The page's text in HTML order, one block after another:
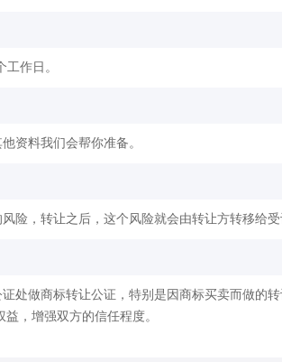
作日。
资料我们会帮你准备。
险，转让之后，这个风险就会由转让方转移给受
处做商标转让公证，特别是因商标买卖而做的
，增强双方的信任程度。